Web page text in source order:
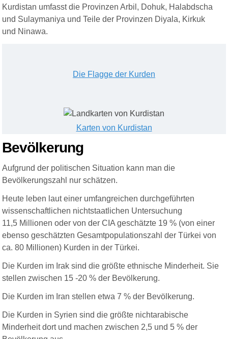
Kurdistan umfasst die Provinzen Arbil, Dohuk, Halabdscha
und Sulaymaniya und Teile der Provinzen Diyala, Kirkuk
und Ninawa.
Die Flagge der Kurden
Karten von Kurdistan
Bevölkerung
Aufgrund der politischen Situation kann man die
Bevölkerungszahl nur schätzen.
Heute leben laut einer umfangreichen durchgeführten
wissenschaftlichen nichtstaatlichen Untersuchung
11,5 Millionen oder von der CIA geschätzte 19 % (von einer
ebenso geschätzten Gesamtpopulationszahl der Türkei von
ca.80 Millionen) Kurden in der Türkei.
Die Kurden im Irak sind die größte ethnische Minderheit. Sie
stellen zwischen 15-20 % der Bevölkerung.
Die Kurden im Iran stellen etwa 7 % der Bevölkerung.
Die Kurden in Syriensind diegrößte nichtarabische
Minderheitdort und machen zwischen 2,5 und 5 % der